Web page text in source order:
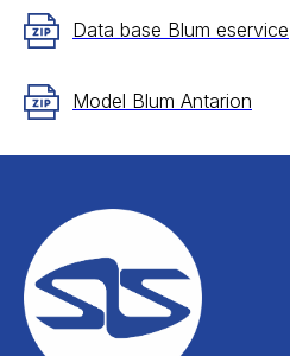
Data base Blum eservice
Model Blum Antarion